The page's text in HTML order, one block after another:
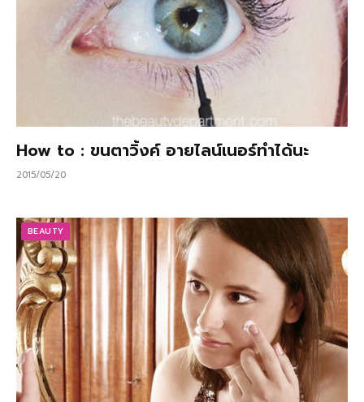
How to : ขนตาวิ้งค์ อายไลน์เนอร์ทำได้นะ
2015/05/20
BEAUTY